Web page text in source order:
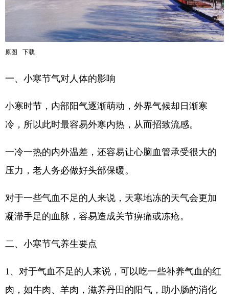
原图 下载
一、小寒节气对人体的影响
小寒时节，内部阳气逐渐萌动，外界气候却日渐寒
冷，所以此时最容易外寒内热，从而招致流感。
一冷一热的内外温差，还容易让心脑血管承受很大的
压力，老人务必做好头部保暖。
对于一些气血不足的人来说，天寒地冻的天气会更加
凝滞手足的血脉，容易造成关节痹痛或冻疮。
二、小寒节气养生要点
1、对于气血不足的人来说，可以吃一些补养气血的红
肉，如牛肉、羊肉，滋养丹田的阳气，助小肠的消化